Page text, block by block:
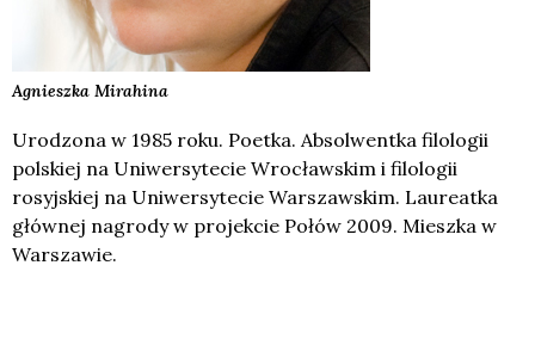
Agnieszka Mirahina
Urodzona w 1985 roku. Poetka. Absolwentka filologii
polskiej na Uniwersytecie Wrocławskim i filologii
rosyjskiej na Uniwersytecie Warszawskim. Laureatka
głównej nagrody w projekcie Połów 2009. Mieszka w
Warszawie.